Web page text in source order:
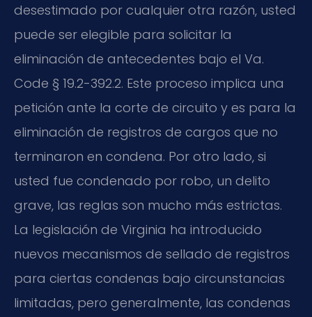
desestimado por cualquier otra razón, usted
puede ser elegible para solicitar la
eliminación de antecedentes bajo el Va.
Code § 19.2-392.2. Este proceso implica una
petición ante la corte de circuito y es para la
eliminación de registros de cargos que no
terminaron en condena. Por otro lado, si
usted fue condenado por robo, un delito
grave, las reglas son mucho más estrictas.
La legislación de Virginia ha introducido
nuevos mecanismos de sellado de registros
para ciertas condenas bajo circunstancias
limitadas, pero generalmente, las condenas